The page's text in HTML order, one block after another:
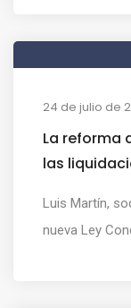
24 de julio de
La reforma
las
Luis Martín,
nueva Ley